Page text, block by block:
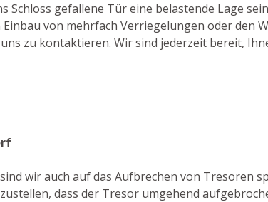
Schloss gefallene Tür eine belastende Lage
von mehrfach Verriegelungen oder den
zu kontaktieren. Wir sind jederzeit bereit,
wir auch auf das Aufbrechen von Tresoren
dass der Tresor umgehend